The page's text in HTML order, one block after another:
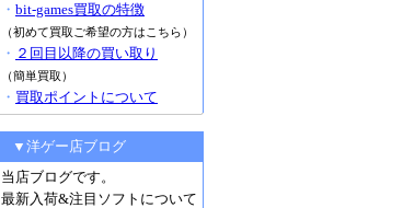
・ bit-games買取の特徴
（初めて買取ご希望の方はこちら）
・ ２回目以降の買い取り
（簡単買取）
・ 買取ポイントについて
▼洋ゲー店ブログ
当店ブログです。
最新入荷&注目ソフトについて